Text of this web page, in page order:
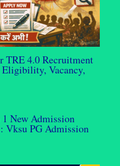
TRE 4.0 Recruitment
Vacancy,
New Admission
Vksu PG Admission